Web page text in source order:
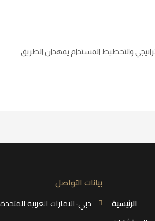
والتخطيط المستدام يمهدان الطريق
الرئيسية
بيانات التواصل
دبي-الامارات العربية المتحدة